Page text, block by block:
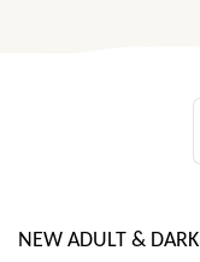
NEW ADULT & DARK